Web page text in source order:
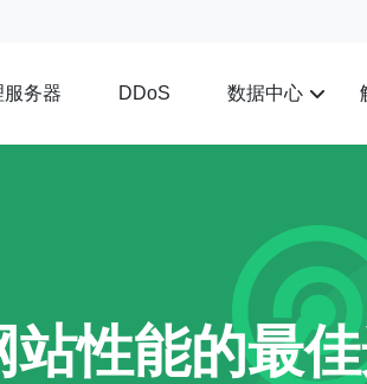
服务器 DDoS 数据中心
性能的最